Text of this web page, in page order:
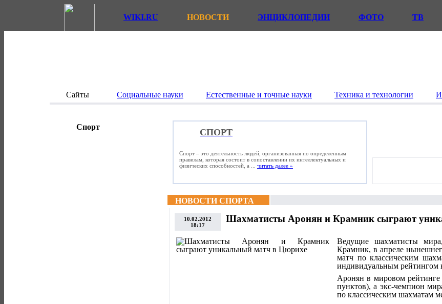
WIKI.RU НОВОСТИ ЭНЦИКЛОПЕДИИ ФОТО ТВ
Сайты Социальные науки Естественные и точные науки Техника и технологии
Спорт
СПОРТ
Спорт – это деятельность людей, организованная по определенным
правилам, которая состоит в сопоставлении их интеллектуальных и
физических способностей, а ... читать далее »
НОВОСТИ СПОРТА
10.02.2012
18:17
Шахматисты Аронян и Крамник сыграют
Ведущие шахматисты
Крамник, в апреле
матч по классическим
индивидуальным рейтингом
Аронян в мировом рейтинге
пунктов), а экс-чемпион
по классическим шахматам